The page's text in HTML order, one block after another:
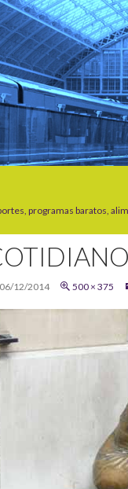
programas baratos,
06/12/2014 500 × 375